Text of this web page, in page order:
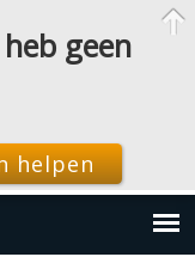
geen
helpen